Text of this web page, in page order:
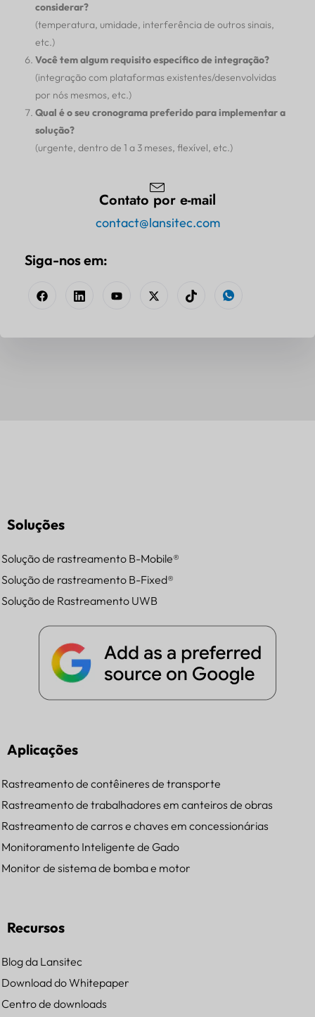
considerar?
(temperatura, umidade, interferência de outros sinais,
etc.)
Você tem algum requisito específico de integração?
(integração com plataformas existentes/desenvolvidas
por nós mesmos, etc.)
Qual é o seu cronograma preferido para implementar a
solução?
(urgente, dentro de 1 a 3 meses, flexível, etc.)
Contato por e-mail
contact@lansitec.com
Siga-nos em:
Soluções
Solução de rastreamento B-Mobile®
Solução de rastreamento B-Fixed®
Solução de Rastreamento UWB
Aplicações
Rastreamento de contêineres de transporte
Rastreamento de trabalhadores em canteiros de obras
Rastreamento de carros e chaves em concessionárias
Monitoramento Inteligente de Gado
Monitor de sistema de bomba e motor
Recursos
Blog da Lansitec
Download do Whitepaper
Centro de downloads